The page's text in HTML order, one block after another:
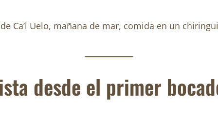
Ca’l Uelo, mañana de mar, comida en un
desde el primer